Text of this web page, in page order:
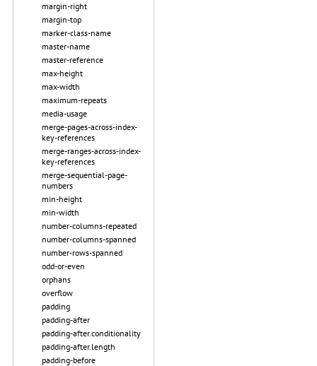
margin-right
margin-top
marker-class-name
master-name
master-reference
max-height
max-width
maximum-repeats
media-usage
merge-pages-across-index-
key-references
merge-ranges-across-index-
key-references
merge-sequential-page-
numbers
min-height
min-width
number-columns-repeated
number-columns-spanned
number-rows-spanned
odd-or-even
orphans
overflow
padding
padding-after
padding-after.conditionality
padding-after.length
padding-before